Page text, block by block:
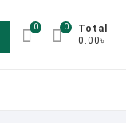
0
Total
0.00৳
0